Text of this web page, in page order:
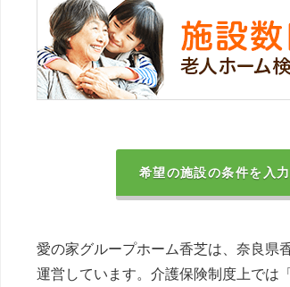
希望の施設の条件を入
愛の家グループホーム香芝は、奈良県
運営しています。介護保険制度上では